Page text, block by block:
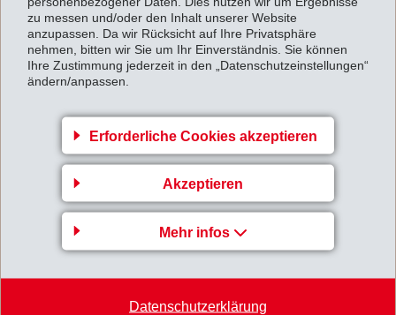
zu messen und/oder den Inhalt unserer Website
anzupassen. Da wir Rücksicht auf Ihre Privatsphäre
nehmen, bitten wir Sie um Ihr Einverständnis. Sie können
Ihre Zustimmung jederzeit in den „Datenschutzeinstellungen“
ändern/anpassen.
Erforderliche Cookies akzeptieren
Akzeptieren
Mehr infos
Datenschutzerklärung
Generalversammlung 2014